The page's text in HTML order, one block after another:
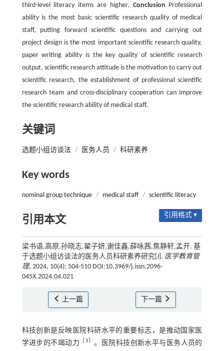
third-level literacy items are higher. Conclusion Professional
ability is the most basic scientific research quality of medical
staff, putting forward scientific questions and carrying out
project design is the most important scientific research quality,
paper writing ability is the key quality of scientific research
output, scientific research attitude is the motivation to carry out
scientific research, the establishment of professional scientific
research team and cross-disciplinary cooperation can improve
the scientific research ability of medical staff.
关键词
选题小组访谈法 / 医务人员 / 科研素养
Key words
nominal group technique / medical staff / scientific literacy
引用本文 引用格式 ▾
梁书语,高原,孙晓志,翟子妍,谢佳鑫,薛咏茜,焦静轩,孟开. 基
于选题小组访谈法的医务人员科研素养研究[J]. 医学教育管
理, 2024, 10(4): 504-510 DOI:10.3969/j.issn.2096-
045X.2024.04.021
上一篇 下一篇
科技创新是反映医院科研水平的重要标志，是推动国家医
学进步的不竭动力 ［ 1］ 。医院科技创新水平与医务人员的